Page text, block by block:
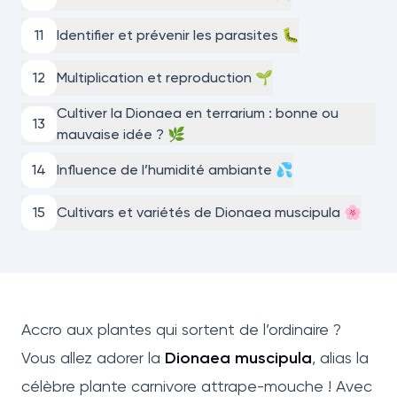
11 Identifier et prévenir les parasites 🐛
12 Multiplication et reproduction 🌱
13
Cultiver la Dionaea en terrarium : bonne ou
mauvaise idée ? 🌿
14 Influence de l’humidité ambiante 💦
15 Cultivars et variétés de Dionaea muscipula 🌸
Accro aux plantes qui sortent de l’ordinaire ?
Vous allez adorer la Dionaea muscipula, alias la
célèbre plante carnivore attrape-mouche ! Avec